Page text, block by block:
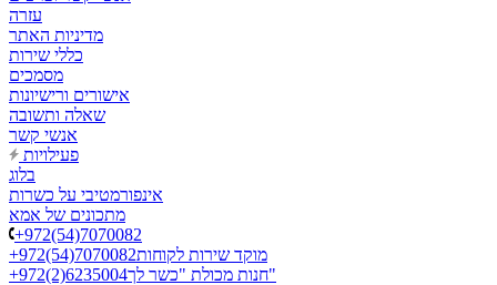
עזרה
מדיניות האתר
כללי שירות
מסמכים
אישורים ורישיונות
שאלה ותשובה
אנשי קשר
פעילויות
בלוג
אינפורמטיבי על כשרות
מתכונים של אמא
+972(54)7070082
+972(54)7070082מוקד שירות לקוחות
+972(2)6235004
חנות מכולת "כשר לך"